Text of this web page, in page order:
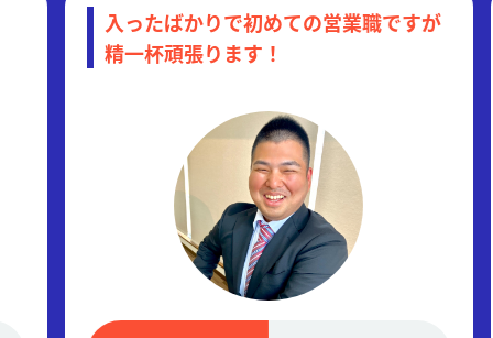
入ったばかりで初めての営業職ですが
精一杯頑張ります！